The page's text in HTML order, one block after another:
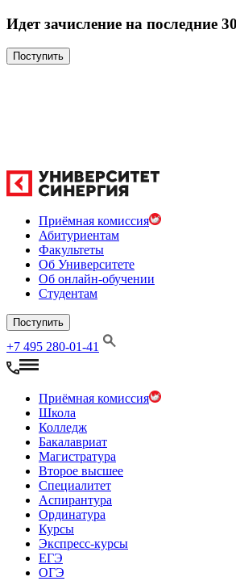
Идет зачисление на последние
Поступить
Приёмная комиссия
Абитуриентам
Факультеты
Об Университете
Об онлайн-обучении
Студентам
Поступить
+7 495 280-01-41
Приёмная комиссия
Школа
Колледж
Бакалавриат
Магистратура
Второе высшее
Специалитет
Аспирантура
Ординатура
Курсы
Экспресс-курсы
ЕГЭ
ОГЭ